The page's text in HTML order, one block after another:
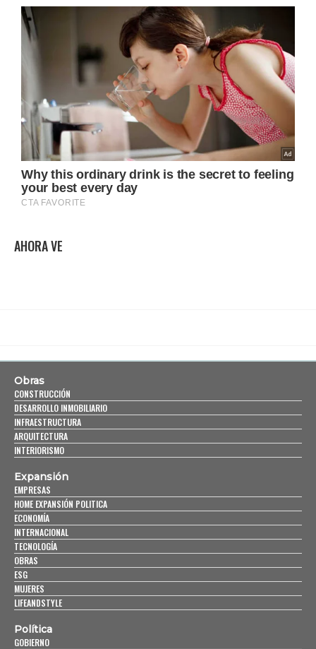
AHORA VE
Obras
CONSTRUCCIÓN
DESARROLLO INMOBILIARIO
INFRAESTRUCTURA
ARQUITECTURA
INTERIORISMO
Expansión
EMPRESAS
HOME EXPANSIÓN POLITICA
ECONOMÍA
INTERNACIONAL
TECNOLOGÍA
OBRAS
ESG
MUJERES
LIFEANDSTYLE
Política
GOBIERNO